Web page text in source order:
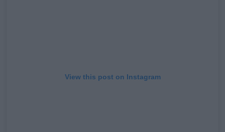
View this post on Instagram